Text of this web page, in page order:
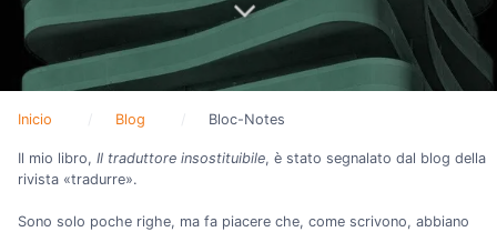
Inicio Blog Bloc-Notes
Il mio libro, Il traduttore insostituibile, è stato segnalato dal blog della
rivista «tradurre».
Sono solo poche righe, ma fa piacere che, come scrivono, abbiano